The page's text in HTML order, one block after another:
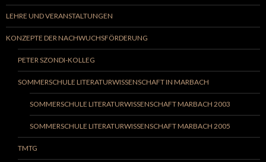
LEHRE UND VERANSTALTUNGEN
KONZEPTE DER NACHWUCHSFÖRDERUNG
PETER SZONDI-KOLLEG
SOMMERSCHULE LITERATURWISSENSCHAFT IN MARBACH
SOMMERSCHULE LITERATURWISSENSCHAFT MARBACH 2003
SOMMERSCHULE LITERATURWISSENSCHAFT MARBACH 2005
TMTG